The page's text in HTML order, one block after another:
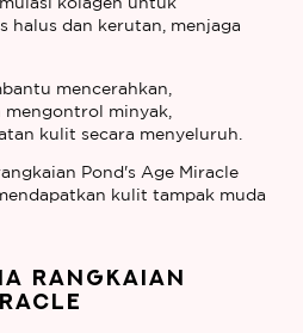
kolagen untuk
halus dan kerutan, menjaga
mencerahkan,
mengontrol minyak,
kulit secara menyeluruh.
Pond's Age Miracle
kulit tampak muda
RANGKAIAN